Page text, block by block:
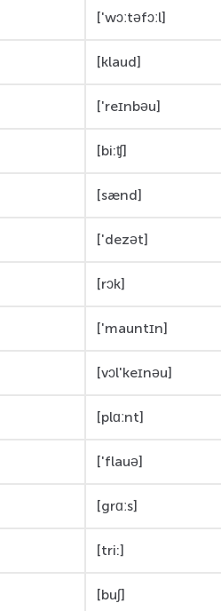
['wɔːtəfɔːl]
[klaud]
['reɪnbəu]
[bi:ʧ]
[sænd]
['dezət]
[rɔk]
['mauntɪn]
[vɔl'keɪnəu]
[plɑːnt]
['flauə]
[grɑːs]
[tri:]
[buʃ]